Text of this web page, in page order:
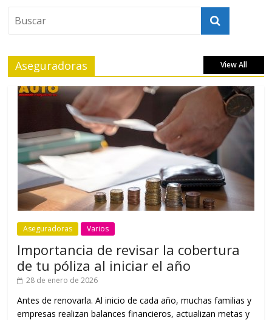
Aseguradoras View All
Aseguradoras Varios
Importancia de revisar la cobertura
de tu póliza al iniciar el año
28 de enero de 2026
Antes de renovarla. Al inicio de cada año, muchas familias y
empresas realizan balances financieros, actualizan metas y